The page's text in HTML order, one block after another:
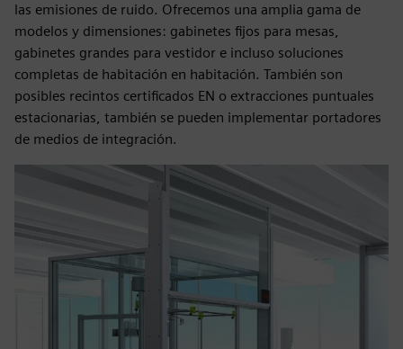
las emisiones de ruido. Ofrecemos una amplia gama de
modelos y dimensiones: gabinetes fijos para mesas,
gabinetes grandes para vestidor e incluso soluciones
completas de habitación en habitación. También son
posibles recintos certificados EN o extracciones puntuales
estacionarias, también se pueden implementar portadores
de medios de integración.